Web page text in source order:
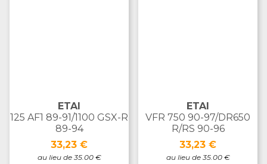
ETAI
125 AF1 89-91/1100 GSX-R
89-94
Prix
33,23 €
au lieu de 35.00 €
ETAI
VFR 750 90-97/DR650
R/RS 90-96
Prix
33,23 €
au lieu de 35.00 €